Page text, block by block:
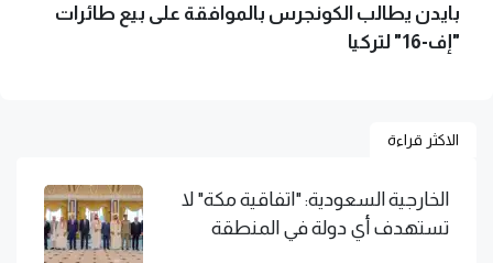
بايدن يطالب الكونجرس بالموافقة على بيع طائرات
"إف-16" لتركيا
الاكثر قراءة
الخارجية السعودية: "اتفاقية مكة" لا
تستهدف أي دولة في المنطقة